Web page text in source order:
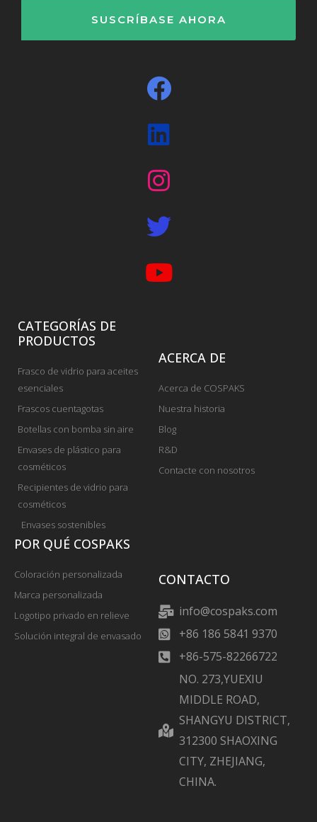
SUSCRÍBASE AHORA
CATEGORÍAS DE
PRODUCTOS
Frasco de vidrio para aceites
esenciales
Frascos cuentagotas
Botellas con bomba sin aire
Envases de plástico para
cosméticos
Recipientes de vidrio para
cosméticos
Envases sostenibles
ACERCA DE
Acerca de COSPAKS
Nuestra historia
Blog
R&D
Contacte con nosotros
POR QUÉ COSPAKS
Coloración personalizada
Marca personalizada
Logotipo privado en relieve
Solución integral de envasado
CONTACTO
info@cospaks.com
+86 186 5841 9370
+86-575-82266722
NO. 273,YUEXIU
MIDDLE ROAD,
SHANGYU DISTRICT,
312300 SHAOXING
CITY, ZHEJIANG,
CHINA.